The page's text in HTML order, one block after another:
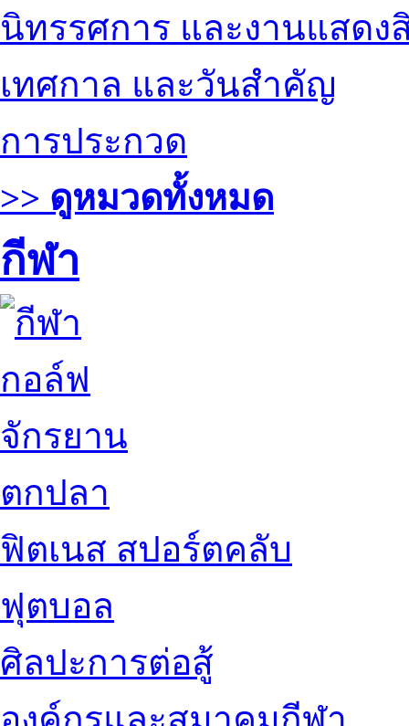
นิทรรศการ และงานแสดง
เทศกาล และวันสำคัญ
การประกวด
>> ดูหมวดทั้งหมด
กีฬา
กอล์ฟ
จักรยาน
ตกปลา
ฟิตเนส สปอร์ตคลับ
ฟุตบอล
ศิลปะการต่อสู้